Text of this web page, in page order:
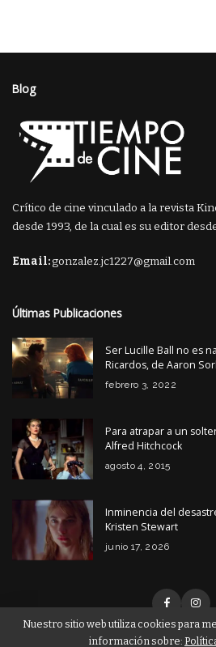
Blog
Crítico de cine vinculado a la revista
desde 1993, de la cual es su editor
Email:gonzalez.jc1227@gmail.com
Últimas Publicaciones
Ser Lucille Ball no es
Ricardos, de Aaron
febrero 3, 2022
Para atrapar a un
Alfred Hitchcock
agosto 4, 2015
Inminencia del
Kristen Stewart
junio 17, 2026
Nuestro sitio web utiliza cookies para
información sobre: